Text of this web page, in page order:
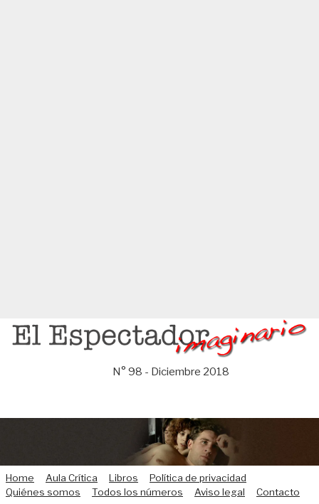
Saltar
N° 98 - Diciembre 2018
Home Aula Crítica Libros
Política de privacidad
Quiénes somos
Todos los números Aviso legal Contacto